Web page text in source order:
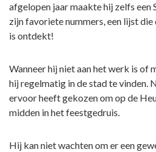
afgelopen jaar maakte hij zelfs
zijn favoriete nummers, een lijst
is ontdekt!
Wanneer hij niet aan het werk is of
hij regelmatig in de stad te vinden.
ervoor heeft gekozen om op de
midden in het feestgedruis.
Hij kan niet wachten om er een